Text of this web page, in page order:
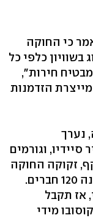
כי החוקה
כלפי כל
חירות",
הזדמנות
נערך
וגורמים
זקוקה החוקה
לאישורה של האסיפה הלאומית המונה 120 חברים.
לתוקף ב-15 ביוני, אז תקבל
מידי